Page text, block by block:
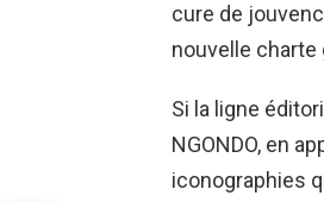
cure de
nouvelle
Si la ligne
NGONDO, en
iconographies